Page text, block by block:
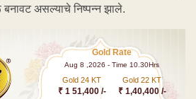
असल्याचे निष्पन्न झाले.
Gold Rate
Aug 8 ,2026 - Time 10.30Hrs
Gold 24 KT
₹ 1 51,400 /-
Gold 22 KT
₹ 1,40,400 /-